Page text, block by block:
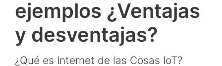
ejemplos ¿Ventajas
y desventajas?
¿Qué es Internet de las Cosas IoT?